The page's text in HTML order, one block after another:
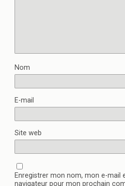
Nom
E-mail
Site web
Enregistrer mon nom, mon e-mail
navigateur pour mon prochain